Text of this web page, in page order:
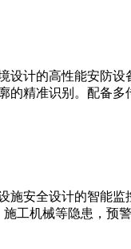
设计的高性能安防
的精准识别。配备
施安全设计的智能
工机械等隐患，预